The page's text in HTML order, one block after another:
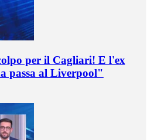
per il Cagliari! E l'ex
passa al Liverpool"